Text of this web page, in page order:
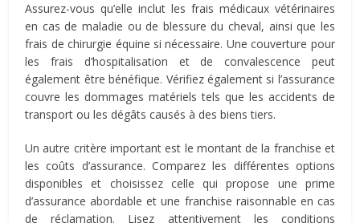
Assurez-vous qu’elle inclut les frais médicaux vétérinaires
en cas de maladie ou de blessure du cheval, ainsi que les
frais de chirurgie équine si nécessaire. Une couverture pour
les frais d’hospitalisation et de convalescence peut
également être bénéfique. Vérifiez également si l’assurance
couvre les dommages matériels tels que les accidents de
transport ou les dégâts causés à des biens tiers.
Un autre critère important est le montant de la franchise et
les coûts d’assurance. Comparez les différentes options
disponibles et choisissez celle qui propose une prime
d’assurance abordable et une franchise raisonnable en cas
de réclamation. Lisez attentivement les conditions